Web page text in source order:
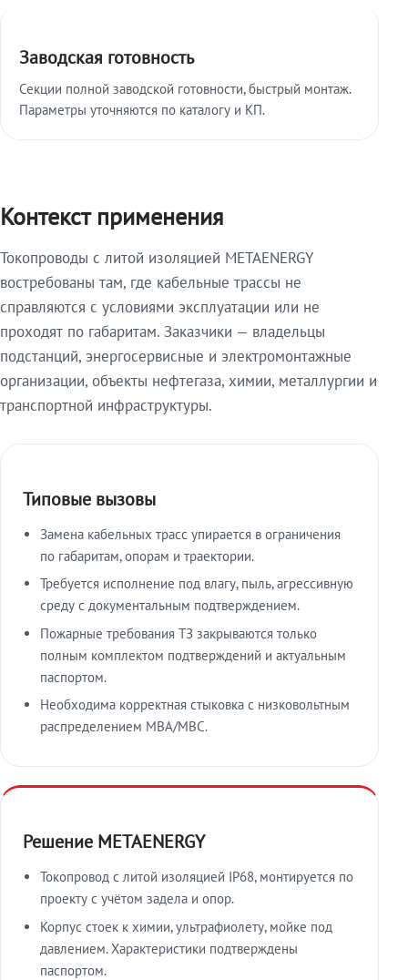
Заводская готовность
Секции полной заводской готовности, быстрый монтаж.
Параметры уточняются по каталогу и КП.
Контекст применения
Токопроводы с литой изоляцией METAENERGY
востребованы там, где кабельные трассы не
справляются с условиями эксплуатации или не
проходят по габаритам. Заказчики — владельцы
подстанций, энергосервисные и электромонтажные
организации, объекты нефтегаза, химии, металлургии и
транспортной инфраструктуры.
Типовые вызовы
Замена кабельных трасс упирается в ограничения
по габаритам, опорам и траектории.
Требуется исполнение под влагу, пыль, агрессивную
среду с документальным подтверждением.
Пожарные требования ТЗ закрываются только
полным комплектом подтверждений и актуальным
паспортом.
Необходима корректная стыковка с низковольтным
распределением МВА/МВС.
Решение METAENERGY
Токопровод с литой изоляцией IP68, монтируется по
проекту с учётом задела и опор.
Корпус стоек к химии, ультрафиолету, мойке под
давлением. Характеристики подтверждены
паспортом.